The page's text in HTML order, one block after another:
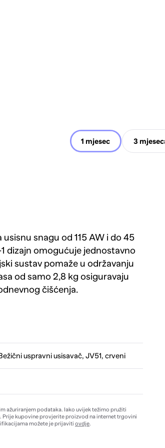
1 mjesec 3
snagu od 115 AW i do 45
dizajn omogućuje jednostavno
sustav pomaže u održavanju
od samo 2,8 kg osiguravaju
čišćenja.
uspravni usisavač, JV51, crveni
ažuriranjem podataka. Iako uvijek težimo pružiti
Prije kupovine provjerite proizvod na internet trgovini
možete je prijaviti ovdje.